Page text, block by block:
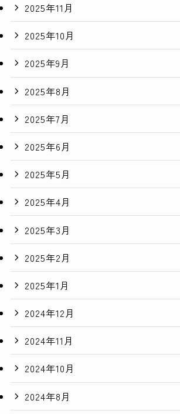
2025年11月
2025年10月
2025年9月
2025年8月
2025年7月
2025年6月
2025年5月
2025年4月
2025年3月
2025年2月
2025年1月
2024年12月
2024年11月
2024年10月
2024年8月